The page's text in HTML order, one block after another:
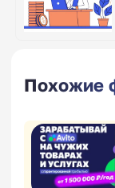
Похожие